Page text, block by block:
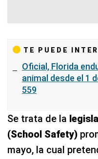
TE PUEDE
Oficial, Florida
animal desde el 1
559
Se trata de la
(School Safety)
mayo, la cual